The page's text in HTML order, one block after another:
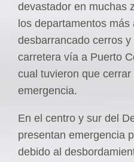
devastador en muchas
los departamentos
desbarrancado cerros
carretera vía a Puerto
cual tuvieron que
emergencia.
En el centro y sur del
presentan emergencia
debido al